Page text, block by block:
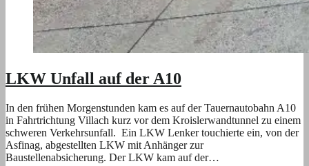
LKW Unfall auf der A10
In den frühen Morgenstunden kam es auf der Tauernautobahn A10
in Fahrtrichtung Villach kurz vor dem Kroislerwandtunnel zu einem
schweren Verkehrsunfall. Ein LKW Lenker touchierte ein, von der
Asfinag, abgestellten LKW mit Anhänger zur
Baustellenabsicherung. Der LKW kam auf der…